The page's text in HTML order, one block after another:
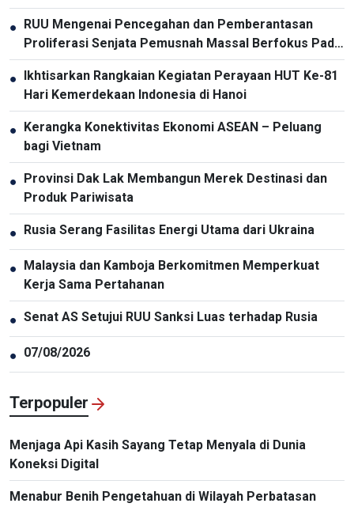
Pemberantasan Kriminalitas
● RUU Mengenai Pencegahan dan Pemberantasan
Proliferasi Senjata Pemusnah Massal Berfokus Pada
Pencegahan dan Pelaksanaan Komitmen
Internasional oleh Vietnam
● Ikhtisarkan Rangkaian Kegiatan Perayaan HUT Ke-81
Hari Kemerdekaan Indonesia di Hanoi
● Kerangka Konektivitas Ekonomi ASEAN – Peluang
bagi Vietnam
● Provinsi Dak Lak Membangun Merek Destinasi dan
Produk Pariwisata
● Rusia Serang Fasilitas Energi Utama dari Ukraina
● Malaysia dan Kamboja Berkomitmen Memperkuat
Kerja Sama Pertahanan
● Senat AS Setujui RUU Sanksi Luas terhadap Rusia
● 07/08/2026
Terpopuler
Menjaga Api Kasih Sayang Tetap Menyala di Dunia
Koneksi Digital
Menabur Benih Pengetahuan di Wilayah Perbatasan